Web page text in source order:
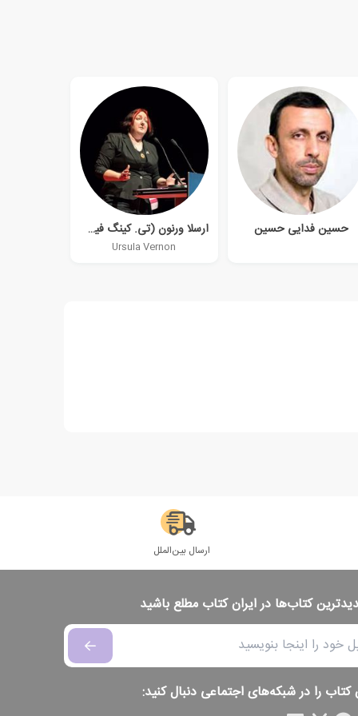
حسین فدایی حسین ارسلا ورنون (تی. کینگ فیشر)
Ursula Vernon
ارسال بین‌الملل
کتاب‌ها در ایران کتاب مطلع باشید
کتاب را در شبکه‌های اجتماعی دنبال کنید: